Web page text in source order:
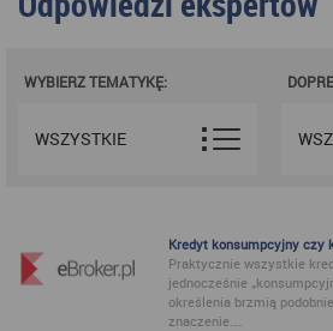
WYBIERZ TEMATYKĘ:
WSZYSTKIE
Kredyt konsumpcyjny czy
Praktycznie wszystkie
jednocześnie
określenia brzmią
znaczenie.…